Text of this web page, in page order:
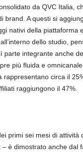
da QVC Italia,
brand. A questi si
nativi della piattaforma
dello studio,
parte integrante anche
più fluida e
rappresentano circa il
raggiungono il 47%.
primi sei mesi di
è dimostrato anche dal